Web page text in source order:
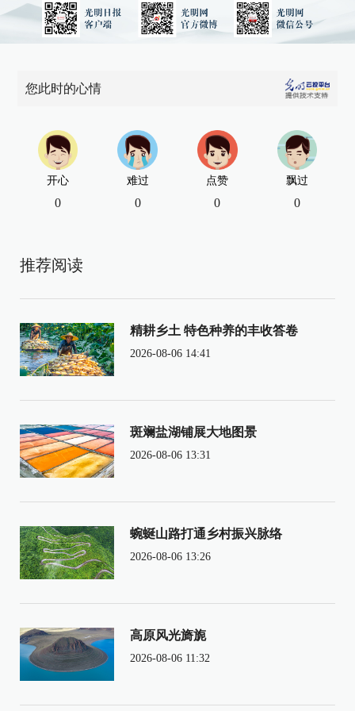
您此时的心情
开心
0
难过
0
点赞
0
飘过
0
推荐阅读
精耕乡土 特色种养的丰收答卷
2026-08-06 14:41
斑斓盐湖铺展大地图景
2026-08-06 13:31
蜿蜒山路打通乡村振兴脉络
2026-08-06 13:26
高原风光旖旎
2026-08-06 11:32